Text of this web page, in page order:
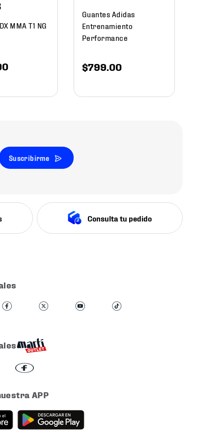
MMA T1 NG
Guantes Adidas
Entrenamiento
Performance
$799.00
Suscribirme
Consulta tu pedido
APP